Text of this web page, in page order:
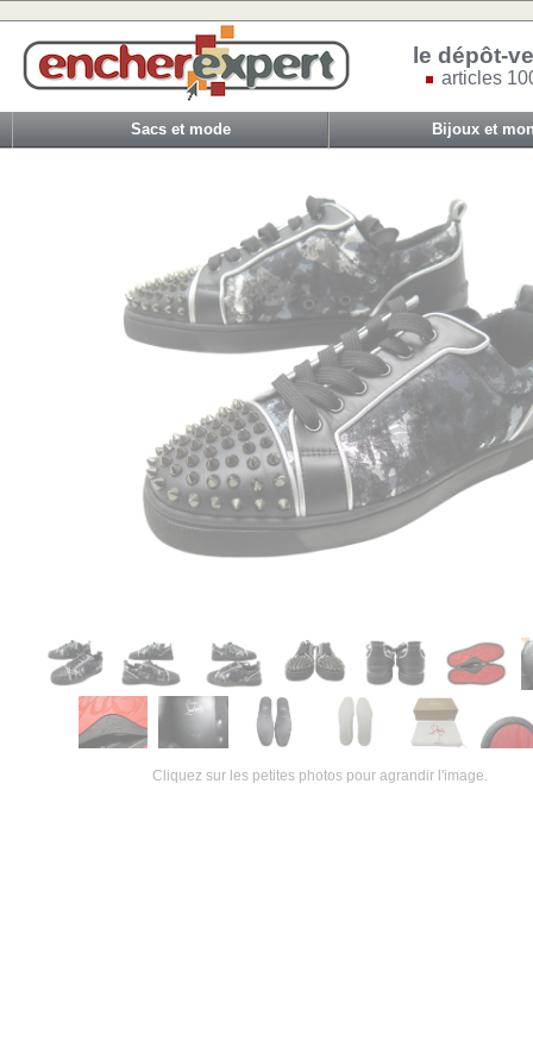
le dépôt-
articles
Sacs et mode Bijoux et
Cliquez sur les petites photos pour agrandir l'image.